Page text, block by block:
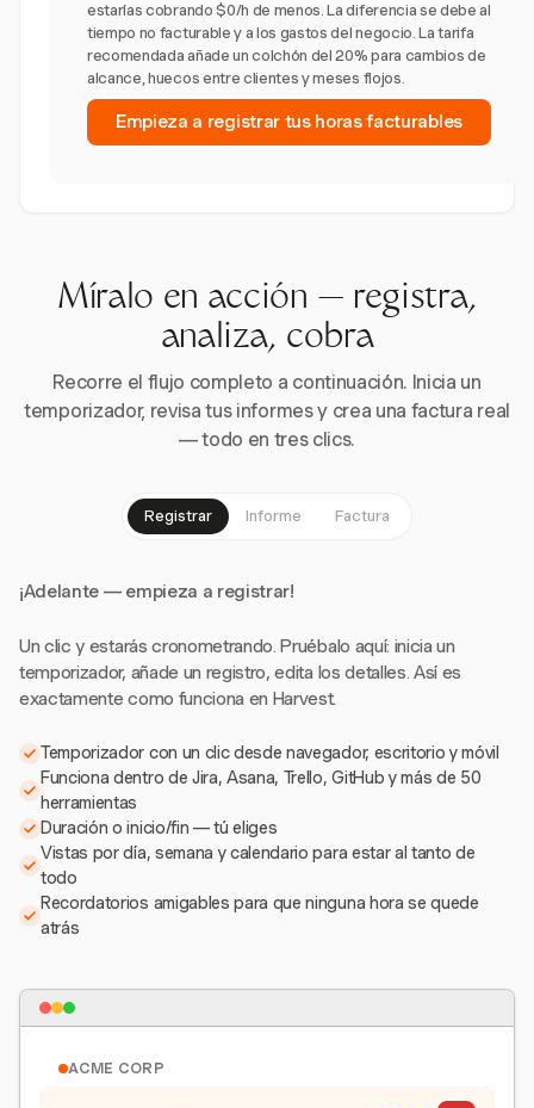
estarías cobrando $0/h de menos. La diferencia se debe al
tiempo no facturable y a los gastos del negocio. La tarifa
recomendada añade un colchón del 20% para cambios de
alcance, huecos entre clientes y meses flojos.
Empieza a registrar tus horas facturables
Míralo en acción — registra,
analiza, cobra
Recorre el flujo completo a continuación. Inicia un
temporizador, revisa tus informes y crea una factura real
— todo en tres clics.
Registrar Informe Factura
¡Adelante — empieza a registrar!
Un clic y estarás cronometrando. Pruébalo aquí: inicia un
temporizador, añade un registro, edita los detalles. Así es
exactamente como funciona en Harvest.
Temporizador con un clic desde navegador, escritorio y móvil
Funciona dentro de Jira, Asana, Trello, GitHub y más de 50
herramientas
Duración o inicio/fin — tú eliges
Vistas por día, semana y calendario para estar al tanto de
todo
Recordatorios amigables para que ninguna hora se quede
atrás
ACME CORP